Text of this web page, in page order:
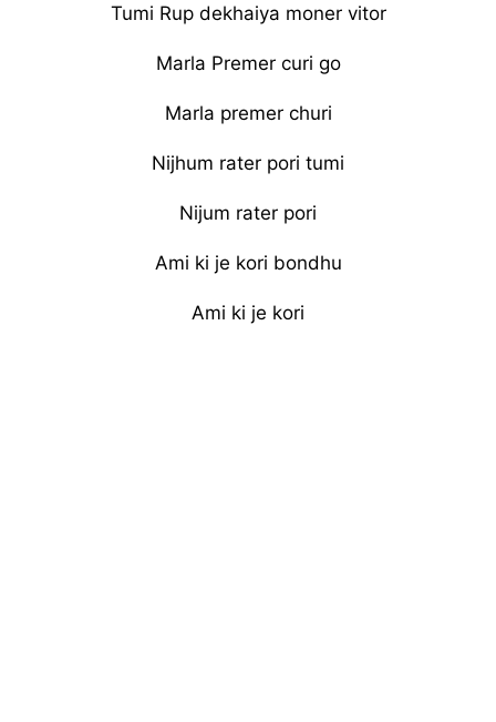
Tumi Rup dekhaiya moner vitor
Marla Premer curi go
Marla premer churi
Nijhum rater pori tumi
Nijum rater pori
Ami ki je kori bondhu
Ami ki je kori